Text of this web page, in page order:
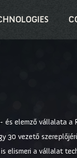
és elemző vállalata
30 vezető
elismeri a vállalat